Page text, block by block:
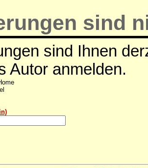
sind
sind Ihnen
Autor anmelden.